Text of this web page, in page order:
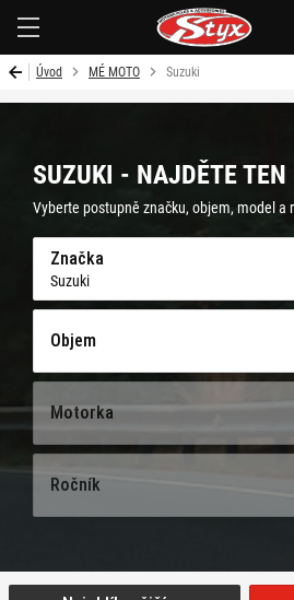
Úvod MÉ MOTO Suzuki
SUZUKI - NAJDĚTE
Vyberte postupně značku, objem, model a
Značka
Suzuki
Objem
Motorka
Ročník